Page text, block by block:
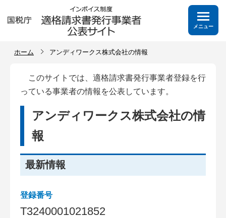
メニュー
ホーム アンディワークス株式会社の情報
このサイトでは、適格請求書発行事業者登録を行
っている事業者の情報を公表しています。
アンディワークス株式会社の情
報
最新情報
登録番号
T3240001021852